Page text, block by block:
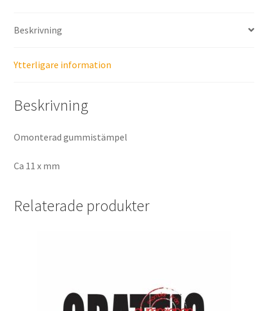
Beskrivning
Ytterligare information
Beskrivning
Omonterad gummistämpel
Ca 11 x mm
Relaterade produkter